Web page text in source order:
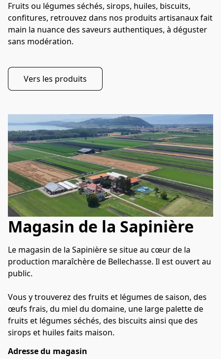
Fruits ou légumes séchés, sirops, huiles, biscuits,
confitures, retrouvez dans nos produits artisanaux fait
main la nuance des saveurs authentiques, à déguster
sans modération.
Vers les produits
Magasin de la Sapinière
Le magasin de la Sapinière se situe au cœur de la
production maraîchère de Bellechasse. Il est ouvert au
public.
Vous y trouverez des fruits et légumes de saison, des
œufs frais, du miel du domaine, une large palette de
fruits et légumes séchés, des biscuits ainsi que des
sirops et huiles faits maison.
Adresse du magasin